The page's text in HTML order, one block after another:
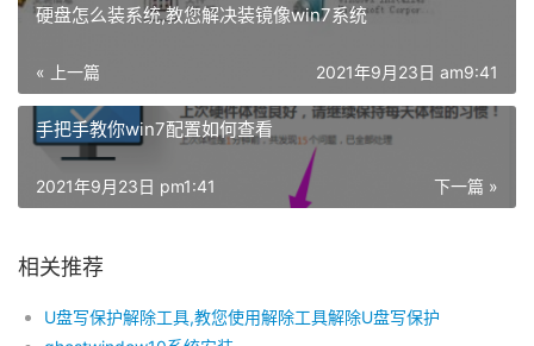
硬盘怎么装系统,教您解决装镜像win7系统
« 上一篇 2021年9月23日 am9:41
手把手教你win7配置如何查看
下一篇 »
2021年9月23日 pm1:41
相关推荐
U盘写保护解除工具,教您使用解除工具解除U盘写保护